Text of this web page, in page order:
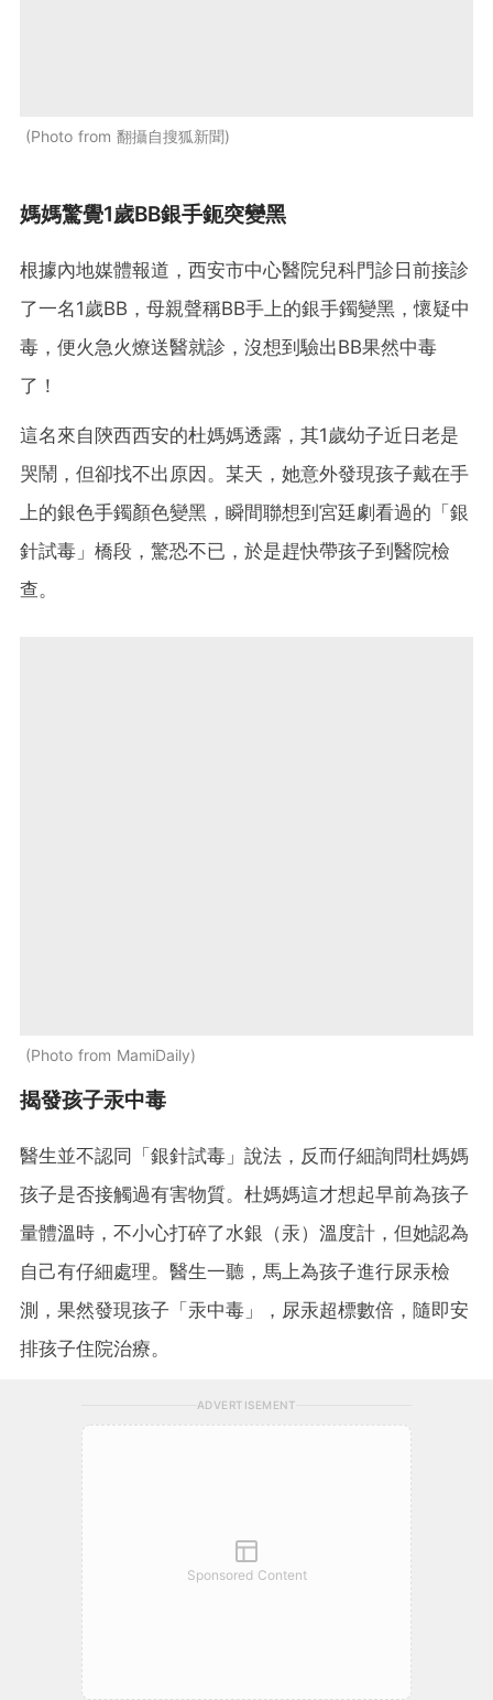
Photo from 翻攝自搜狐新聞
媽媽驚覺1歲BB銀手鈪突變黑
根據內地媒體報道，西安市中心醫院兒科門診日前接診
了一名1歲BB，母親聲稱BB手上的銀手鐲變黑，懷疑中
毒，便火急火燎送醫就診，沒想到驗出BB果然中毒
了！
這名來自陝西西安的杜媽媽透露，其1歲幼子近日老是
哭鬧，但卻找不出原因。某天，她意外發現孩子戴在手
上的銀色手鐲顏色變黑，瞬間聯想到宮廷劇看過的「銀
針試毒」橋段，驚恐不已，於是趕快帶孩子到醫院檢
查。
Photo from MamiDaily
揭發孩子汞中毒
醫生並不認同「銀針試毒」說法，反而仔細詢問杜媽媽
孩子是否接觸過有害物質。杜媽媽這才想起早前為孩子
量體溫時，不小心打碎了水銀（汞）溫度計，但她認為
自己有仔細處理。醫生一聽，馬上為孩子進行尿汞檢
測，果然發現孩子「汞中毒」，尿汞超標數倍，隨即安
排孩子住院治療。
ADVERTISEMENT
Sponsored Content